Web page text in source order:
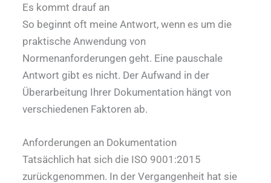
Es kommt drauf an
So beginnt oft meine Antwort, wenn es um die
praktische Anwendung von
Normenanforderungen geht. Eine pauschale
Antwort gibt es nicht. Der Aufwand in der
Überarbeitung Ihrer Dokumentation hängt von
verschiedenen Faktoren ab.
Anforderungen an Dokumentation
Tatsächlich hat sich die ISO 9001:2015
zurückgenommen. In der Vergangenheit hat sie